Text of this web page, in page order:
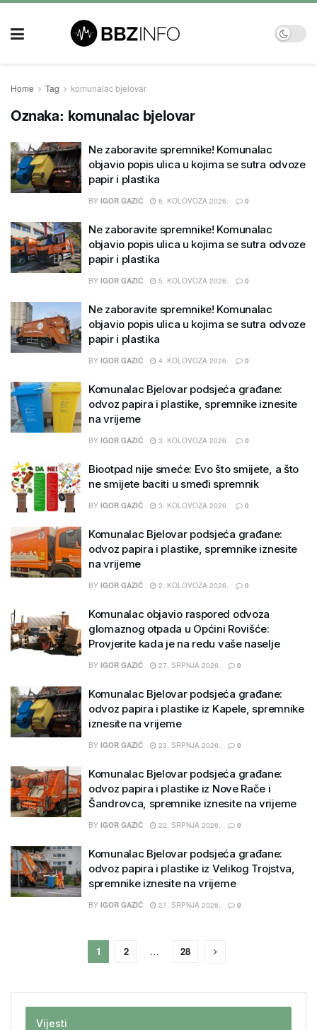
Home Tag komunalac bjelovar
Oznaka: komunalac bjelovar
Ne zaboravite spremnike! Komunalac
objavio popis ulica u kojima se sutra odvoze
papir i plastika
BY IGOR GAZIĆ 6. KOLOVOZA 2026. 0
Ne zaboravite spremnike! Komunalac
objavio popis ulica u kojima se sutra odvoze
papir i plastika
BY IGOR GAZIĆ 5. KOLOVOZA 2026. 0
Ne zaboravite spremnike! Komunalac
objavio popis ulica u kojima se sutra odvoze
papir i plastika
BY IGOR GAZIĆ 4. KOLOVOZA 2026. 0
Komunalac Bjelovar podsjeća građane:
odvoz papira i plastike, spremnike iznesite
na vrijeme
BY IGOR GAZIĆ 3. KOLOVOZA 2026. 0
Biootpad nije smeće: Evo što smijete, a što
ne smijete baciti u smeđi spremnik
BY IGOR GAZIĆ 3. KOLOVOZA 2026. 0
Komunalac Bjelovar podsjeća građane:
odvoz papira i plastike, spremnike iznesite
na vrijeme
BY IGOR GAZIĆ 2. KOLOVOZA 2026. 0
Komunalac objavio raspored odvoza
glomaznog otpada u Općini Rovišće:
Provjerite kada je na redu vaše naselje
BY IGOR GAZIĆ 27. SRPNJA 2026. 0
Komunalac Bjelovar podsjeća građane:
odvoz papira i plastike iz Kapele, spremnike
iznesite na vrijeme
BY IGOR GAZIĆ 23. SRPNJA 2026. 0
Komunalac Bjelovar podsjeća građane:
odvoz papira i plastike iz Nove Rače i
Šandrovca, spremnike iznesite na vrijeme
BY IGOR GAZIĆ 22. SRPNJA 2026. 0
Komunalac Bjelovar podsjeća građane:
odvoz papira i plastike iz Velikog Trojstva,
spremnike iznesite na vrijeme
BY IGOR GAZIĆ 21. SRPNJA 2026. 0
1 2 … 28
Vijesti